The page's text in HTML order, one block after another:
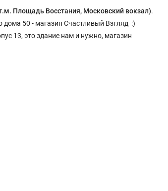
Площадь Восстания, Московский вокзал).
дома 50 - магазин Счастливый Взгляд :)
13, это здание нам и нужно, магазин